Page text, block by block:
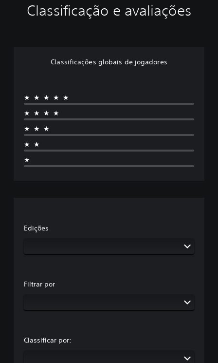
Classificação e avaliações
Classificações globais de jogadores
★★★★★
★★★★
★★★
★★
★
Edições
Filtrar por
Classificar por: